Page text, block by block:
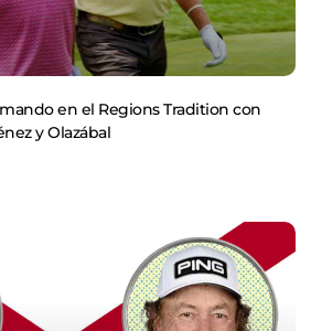
en el Regions Tradition con
y Olazábal